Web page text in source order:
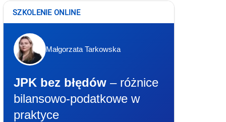
SZKOLENIE ONLINE
Małgorzata Tarkowska
JPK bez błędów – różnice
bilansowo-podatkowe w
praktyce